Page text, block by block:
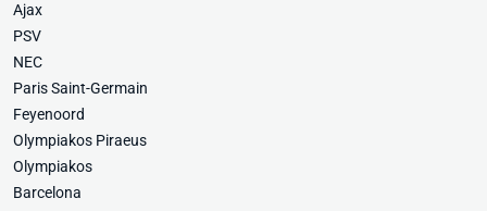
Ajax
PSV
NEC
Paris Saint-Germain
Feyenoord
Olympiakos Piraeus
Olympiakos
Barcelona